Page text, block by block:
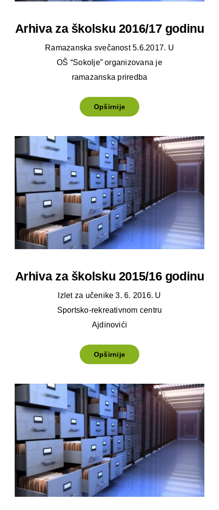
Arhiva za školsku 2016/17 godinu
Ramazanska svečanost 5.6.2017. U
OŠ “Sokolje” organizovana je
ramazanska priredba
Opširnije
Arhiva za školsku 2015/16 godinu
Izlet za učenike 3. 6. 2016. U
Sportsko-rekreativnom centru
Ajdinovići
Opširnije